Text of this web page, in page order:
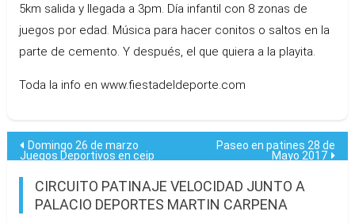
5km salida y llegada a 3pm. Día infantil con 8 zonas de
juegos por edad. Música para hacer conitos o saltos en la
parte de cemento. Y después, el que quiera a la playita.
Toda la info en www.fiestadeldeporte.com
Navegación
de
entradas
Domingo 26 de marzo
Juegos Deportivos en ceip
Paseo en patines 28 de
Mayo 2017
CIRCUITO PATINAJE VELOCIDAD JUNTO A
PALACIO DEPORTES MARTIN CARPENA